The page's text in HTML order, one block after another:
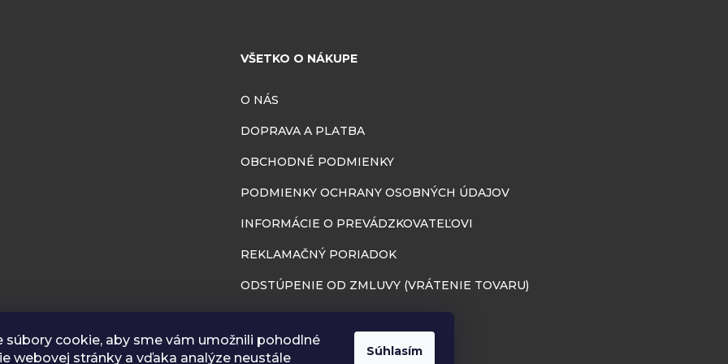
súbory cookie, aby sme vám umožnili pohodlné
webovej stránky a vďaka analýze neustále
Súhlasím
VŠETKO O NÁKUPE
O NÁS
DOPRAVA A PLATBA
OBCHODNÉ PODMIENKY
PODMIENKY OCHRANY OSOBNÝCH ÚDAJOV
INFORMÁCIE O PREVÁDZKOVATEĽOVI
REKLAMAČNÝ PORIADOK
ODSTÚPENIE OD ZMLUVY (VRÁTENIE TOVARU)
RÔZNA GALÉRIA